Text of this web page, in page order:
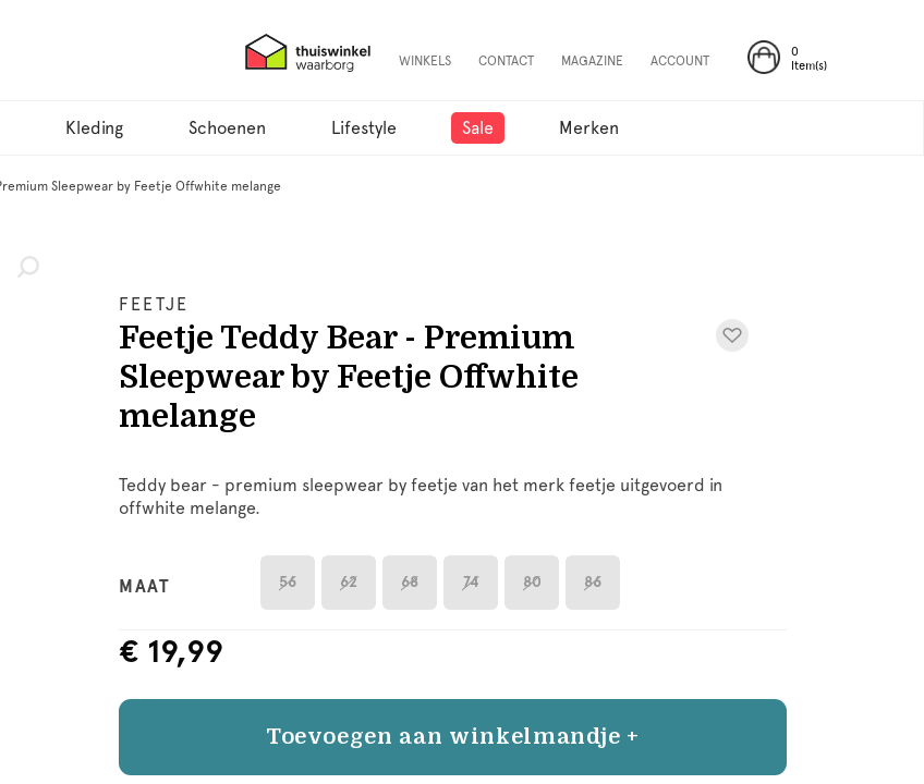
0
Item(s)
WINKELS CONTACT MAGAZINE ACCOUNT
Kleding Schoenen Lifestyle Sale Merken
Sleepwear by Feetje Offwhite melange
FEETJE
Feetje Teddy Bear - Premium
Sleepwear by Feetje Offwhite
melange
Teddy bear - premium sleepwear by feetje van het merk feetje uitgevoerd in
offwhite melange.
MAAT 56 62 68 74 80 86
€ 19,99
Toevoegen aan winkelmandje +